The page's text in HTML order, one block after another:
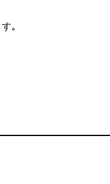
｡